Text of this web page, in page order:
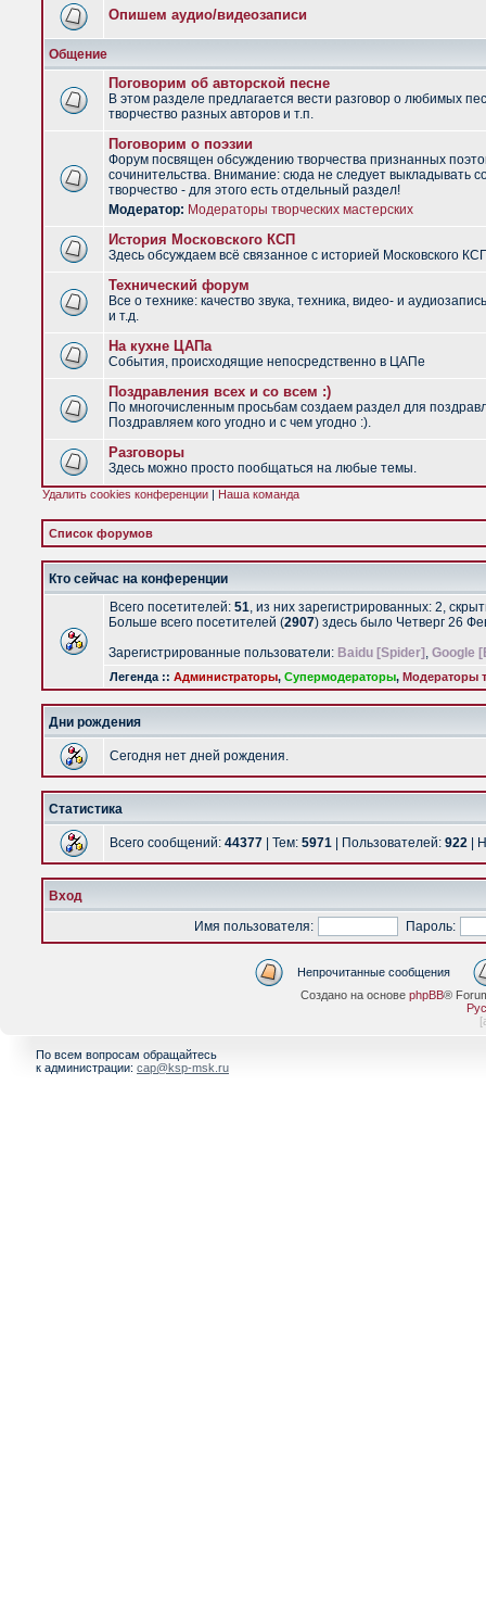
Опишем аудио/видеозаписи
Общение
Поговорим об авторской песне
В этом разделе предлагается вести разговор о любимых
творчество разных авторов и т.п.
Поговорим о поэзии
Форум посвящен обсуждению творчества признанных
сочинительства. Внимание: сюда не следует выкладывать
творчество - для этого есть отдельный раздел!
Модератор: Модераторы творческих мастерских
История Московского КСП
Здесь обсуждаем всё связанное с историей Московского
Технический форум
Все о технике: качество звука, техника, видео- и
и т.д.
На кухне ЦАПа
События, происходящие непосредственно в ЦАПе
Поздравления всех и со всем :)
По многочисленным просьбам создаем раздел для
Поздравляем кого угодно и с чем угодно :).
Разговоры
Здесь можно просто пообщаться на любые темы.
Удалить cookies конференции | Наша команда
Список форумов
Кто сейчас на конференции
Всего посетителей: 51, из них зарегистрированных: 2,
Больше всего посетителей (2907) здесь было Четверг 26
Зарегистрированные пользователи: Baidu [Spider] , Google
Легенда :: Администраторы, Супермодераторы, Модераторы
Дни рождения
Сегодня нет дней рождения.
Статистика
Всего сообщений: 44377 | Тем: 5971 | Пользователей: 922 |
Вход
Имя пользователя:
Пароль:
Непрочитанные сообщения
Создано на основе phpBB®
[
По всем вопросам обращайтесь
к администрации: cap@ksp-msk.ru